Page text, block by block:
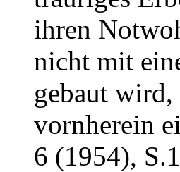
ihren
nicht mit
gebaut wird,
vornherein
6 (1954),